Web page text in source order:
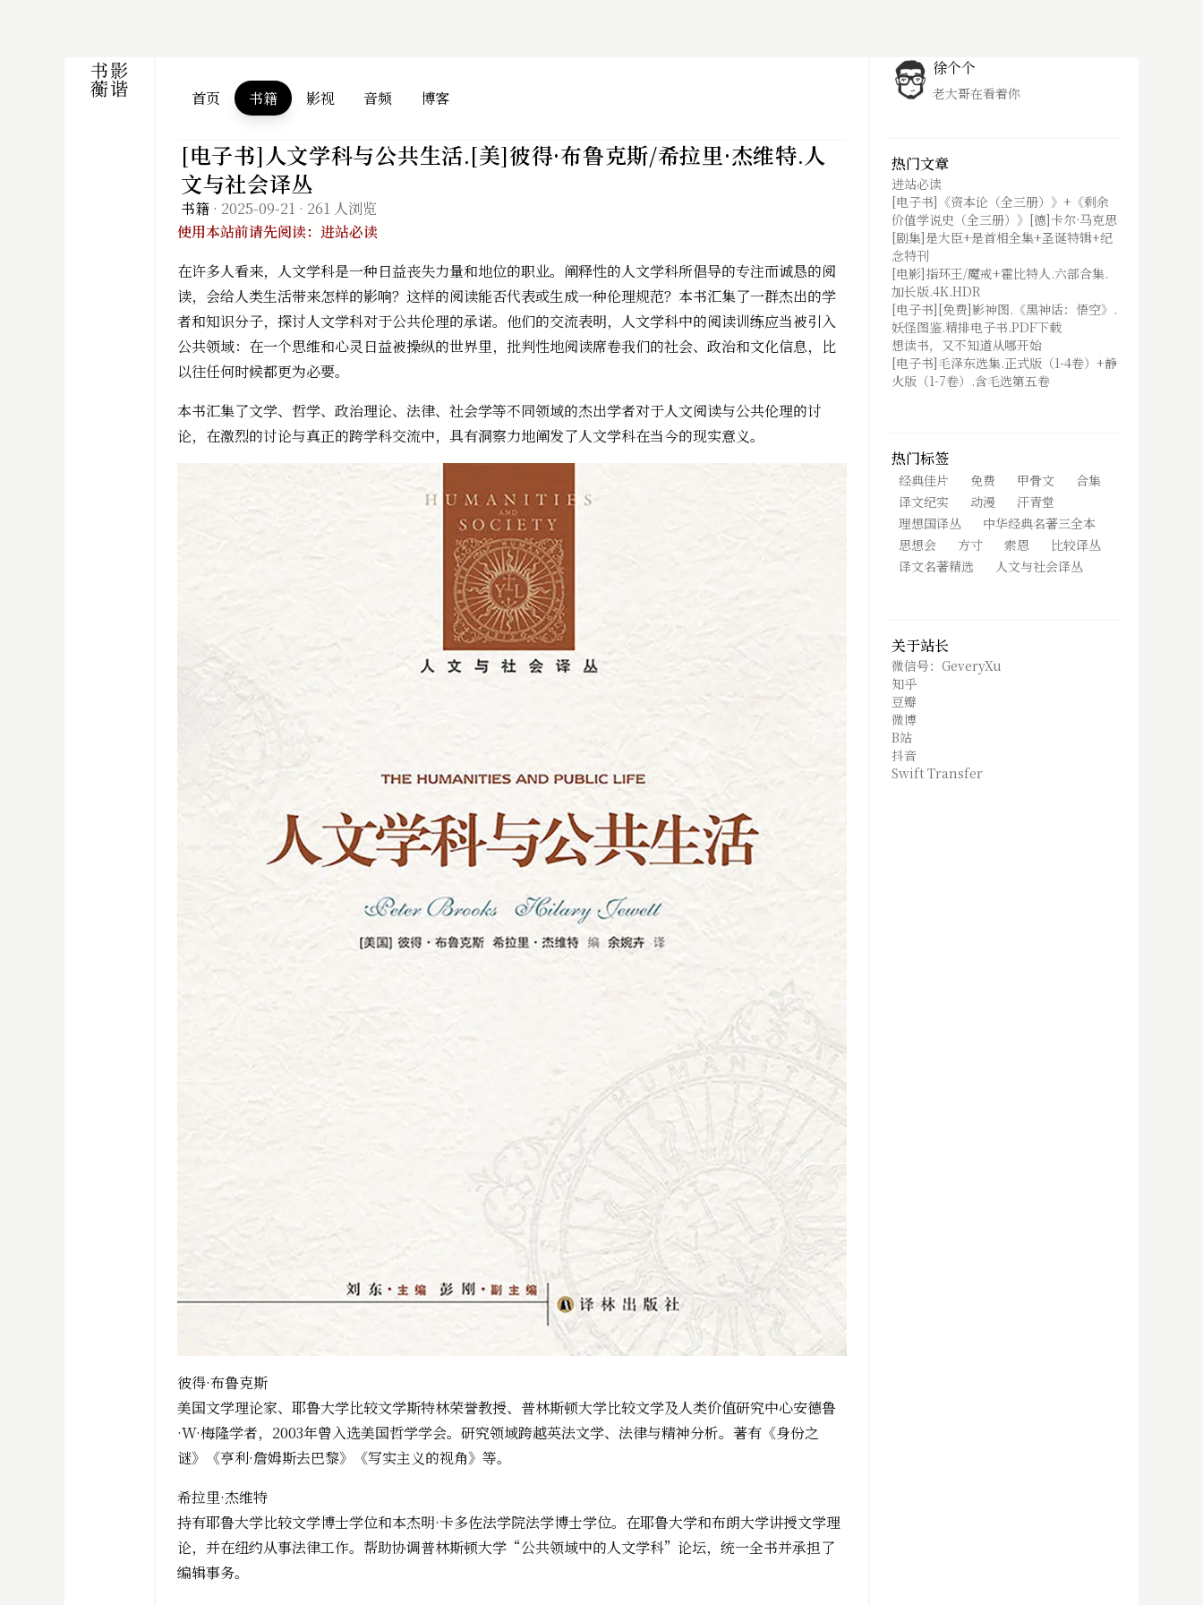
首页 书籍 影视 音频 博客
[电子书]人文学科与公共生活.[美]彼得·布鲁克斯/希拉里·杰维特.人
文与社会译丛
书籍 · 2025-09-21 · 261 人浏览
使用本站前请先阅读：进站必读
在许多人看来，人文学科是一种日益丧失力量和地位的职业。阐释性的人文学科所倡导的专注而诚恳的阅
读，会给人类生活带来怎样的影响？这样的阅读能否代表或生成一种伦理规范？本书汇集了一群杰出的学
者和知识分子，探讨人文学科对于公共伦理的承诺。他们的交流表明，人文学科中的阅读训练应当被引入
公共领域：在一个思维和心灵日益被操纵的世界里，批判性地阅读席卷我们的社会、政治和文化信息，比
以往任何时候都更为必要。
本书汇集了文学、哲学、政治理论、法律、社会学等不同领域的杰出学者对于人文阅读与公共伦理的讨
论，在激烈的讨论与真正的跨学科交流中，具有洞察力地阐发了人文学科在当今的现实意义。
彼得·布鲁克斯
美国文学理论家、耶鲁大学比较文学斯特林荣誉教授、普林斯顿大学比较文学及人类价值研究中心安德鲁
·W·梅隆学者，2003年曾入选美国哲学学会。研究领域跨越英法文学、法律与精神分析。著有《身份之
谜》《亨利·詹姆斯去巴黎》《写实主义的视角》等。
希拉里·杰维特
持有耶鲁大学比较文学博士学位和本杰明·卡多佐法学院法学博士学位。在耶鲁大学和布朗大学讲授文学理
论，并在纽约从事法律工作。帮助协调普林斯顿大学“公共领域中的人文学科”论坛，统一全书并承担了
编辑事务。
徐个个
老大哥在看着你
热门文章
进站必读
[电子书]《资本论（全三册）》+《剩余
价值学说史（全三册）》[德]卡尔·马克思
[剧集]是大臣+是首相全集+圣诞特辑+纪
念特刊
[电影]指环王/魔戒+霍比特人.六部合集.
加长版.4K.HDR
[电子书][免费]影神图.《黑神话：悟空》.
妖怪图鉴.精排电子书.PDF下载
想读书，又不知道从哪开始
[电子书]毛泽东选集.正式版（1-4卷）+静
火版（1-7卷）.含毛选第五卷
热门标签
经典佳片 免费 甲骨文
合集
译文纪实
动漫
汗青堂
理想国译丛
中华经典名著三全本
思想会
方寸 索恩
比较译丛
译文名著精选
人文与社会译丛
关于站长
微信号：GeveryXu
知乎
豆瓣
微博
B站
抖音
Swift Transfer